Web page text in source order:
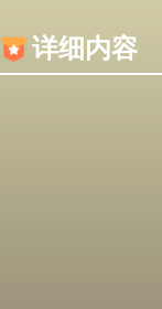
详细内容